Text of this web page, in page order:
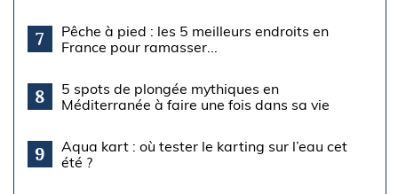
7
Pêche à pied : les 5 meilleurs endroits en
France pour ramasser...
8
5 spots de plongée mythiques en
Méditerranée à faire une fois dans sa vie
9
Aqua kart : où tester le karting sur l’eau cet
été ?